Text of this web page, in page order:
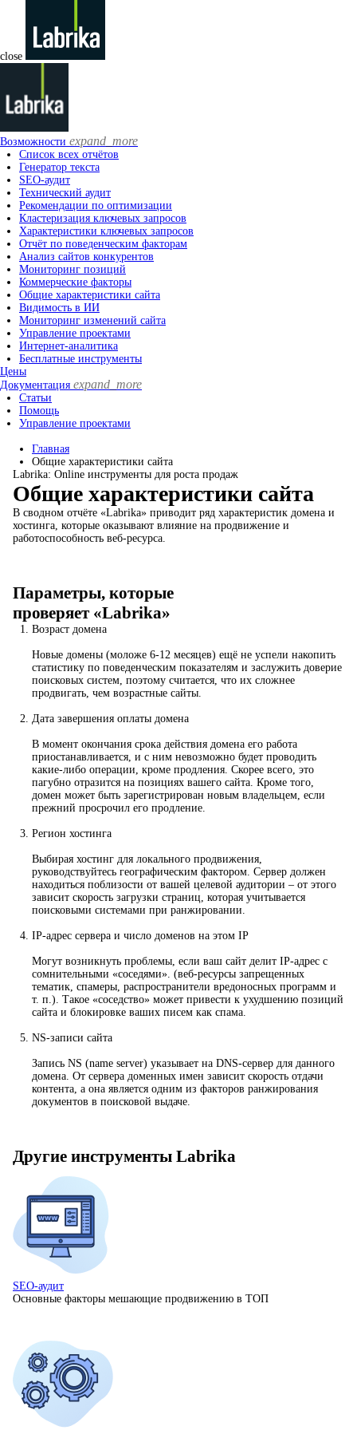
close
Возможности expand_more
Список всех отчётов
Генератор текста
SEO-аудит
Технический аудит
Рекомендации по оптимизации
Кластеризация ключевых запросов
Характеристики ключевых запросов
Отчёт по поведенческим факторам
Анализ сайтов конкурентов
Мониторинг позиций
Коммерческие факторы
Общие характеристики сайта
Видимость в ИИ
Мониторинг изменений сайта
Управление проектами
Интернет-аналитика
Бесплатные инструменты
Цены
Документация expand_more
Статьи
Помощь
Управление проектами
Главная
Общие характеристики сайта
Labrika: Online инструменты для роста продаж
Общие характеристики сайта
В сводном отчёте «Labrika» приводит ряд характеристик домена и
хостинга, которые оказывают влияние на продвижение и
работоспособность веб-ресурса.
Параметры, которые
проверяет «Labrika»
Возраст домена
Новые домены (моложе 6-12 месяцев) ещё не успели накопить
статистику по поведенческим показателям и заслужить доверие
поисковых систем, поэтому считается, что их сложнее
продвигать, чем возрастные сайты.
Дата завершения оплаты домена
В момент окончания срока действия домена его работа
приостанавливается, и с ним невозможно будет проводить
какие-либо операции, кроме продления. Скорее всего, это
пагубно отразится на позициях вашего сайта. Кроме того,
домен может быть зарегистрирован новым владельцем, если
прежний просрочил его продление.
Регион хостинга
Выбирая хостинг для локального продвижения,
руководствуйтесь географическим фактором. Сервер должен
находиться поблизости от вашей целевой аудитории – от этого
зависит скорость загрузки страниц, которая учитывается
поисковыми системами при ранжировании.
IP-адрес сервера и число доменов на этом IP
Могут возникнуть проблемы, если ваш сайт делит IP-адрес с
сомнительными «соседями». (веб-ресурсы запрещенных
тематик, спамеры, распространители вредоносных программ и
т. п.). Такое «соседство» может привести к ухудшению позиций
сайта и блокировке ваших писем как спама.
NS-записи сайта
Запись NS (name server) указывает на DNS-сервер для данного
домена. От сервера доменных имен зависит скорость отдачи
контента, а она является одним из факторов ранжирования
документов в поисковой выдаче.
Другие инструменты Labrika
SEO-аудит
Основные факторы мешающие продвижению в ТОП